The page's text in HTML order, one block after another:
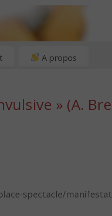
A propos
» (A.
spectacle/